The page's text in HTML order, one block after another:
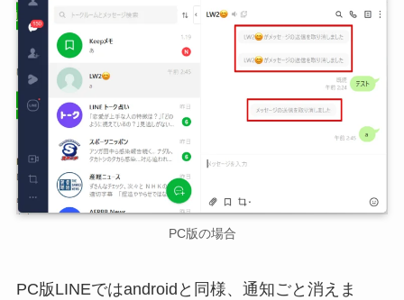
PC版の場合
PC版LINEではandroidと同様、通知ごと消えま